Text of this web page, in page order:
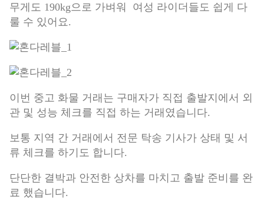
무게도 190kg으로 가벼워 여성 라이더들도 쉽게 다
룰 수 있어요.
이번 중고 화물 거래는 구매자가 직접 출발지에서 외
관 및 성능 체크를 직접 하는 거래였습니다.
보통 지역 간 거래에서 전문 탁송 기사가 상태 및 서
류 체크를 하기도 합니다.
단단한 결박과 안전한 상차를 마치고 출발 준비를 완
료 했습니다.